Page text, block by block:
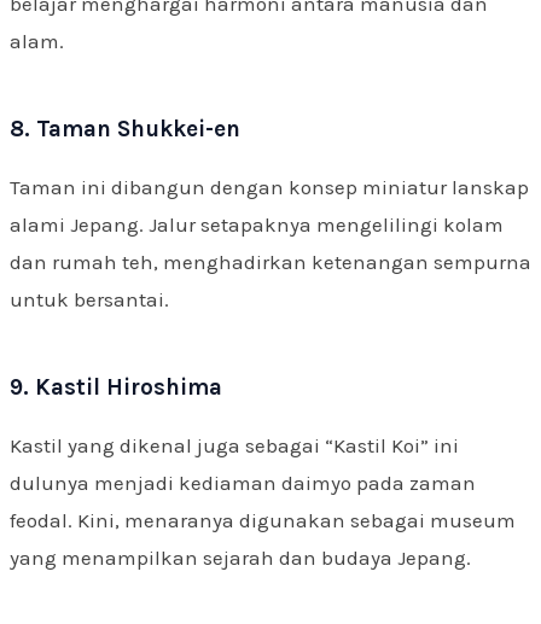
alam.
8. Taman Shukkei-en
Taman ini dibangun dengan konsep miniatur lanskap
alami Jepang. Jalur setapaknya mengelilingi kolam
dan rumah teh, menghadirkan ketenangan sempurna
untuk bersantai.
9. Kastil Hiroshima
Kastil yang dikenal juga sebagai “Kastil Koi” ini
dulunya menjadi kediaman daimyo pada zaman
feodal. Kini, menaranya digunakan sebagai museum
yang menampilkan sejarah dan budaya Jepang.